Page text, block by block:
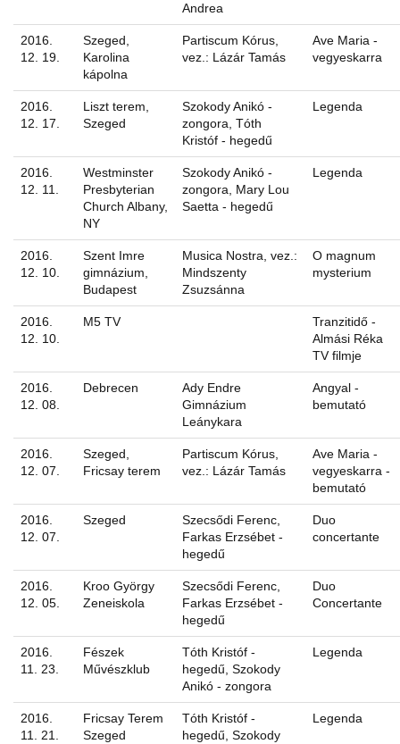
Andrea
2016.
12. 19.
Szeged,
Karolina
kápolna
Partiscum Kórus,
vez.: Lázár Tamás
Ave Maria -
vegyeskarra
2016.
12. 17.
Liszt terem,
Szeged
Szokody Anikó -
zongora, Tóth
Kristóf - hegedű
Legenda
2016.
12. 11.
Westminster
Presbyterian
Church Albany,
NY
Szokody Anikó -
zongora, Mary Lou
Saetta - hegedű
Legenda
2016.
12. 10.
Szent Imre
gimnázium,
Budapest
Musica Nostra, vez.:
Mindszenty
Zsuzsánna
O magnum
mysterium
2016.
12. 10.
M5 TV
Tranzitidő -
Almási Réka
TV filmje
2016.
12. 08.
Debrecen
Ady Endre
Gimnázium
Leánykara
Angyal -
bemutató
2016.
12. 07.
Szeged,
Fricsay terem
Partiscum Kórus,
vez.: Lázár Tamás
Ave Maria -
vegyeskarra -
bemutató
2016.
12. 07.
Szeged
Szecsődi Ferenc,
Farkas Erzsébet -
hegedű
Duo
concertante
2016.
12. 05.
Kroo György
Zeneiskola
Szecsődi Ferenc,
Farkas Erzsébet -
hegedű
Duo
Concertante
2016.
11. 23.
Fészek
Művészklub
Tóth Kristóf -
hegedű, Szokody
Anikó - zongora
Legenda
2016.
11. 21.
Fricsay Terem
Szeged
Tóth Kristóf -
hegedű, Szokody
Legenda